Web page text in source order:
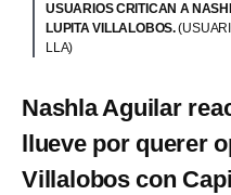
USUARIOS CRITICAN A
LUPITA VILLALOBOS.
LLA)
Nashla Aguilar
llueve por querer
Villalobos con